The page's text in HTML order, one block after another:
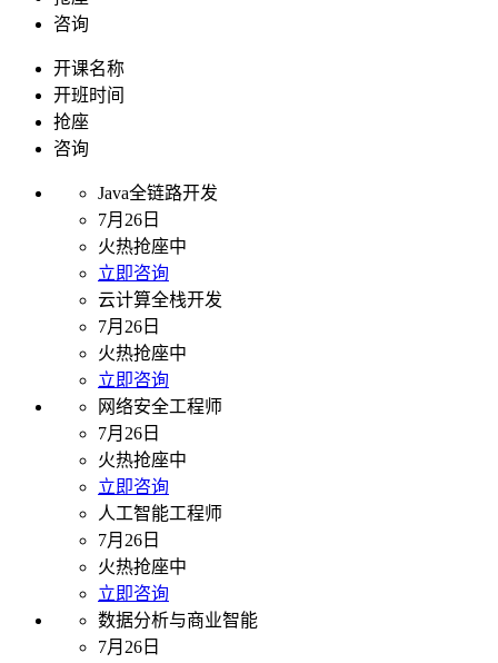
咨询
开课名称
开班时间
抢座
咨询
Java全链路开发
7月26日
火热抢座中
立即咨询
云计算全栈开发
7月26日
火热抢座中
立即咨询
网络安全工程师
7月26日
火热抢座中
立即咨询
人工智能工程师
7月26日
火热抢座中
立即咨询
数据分析与商业智能
7月26日